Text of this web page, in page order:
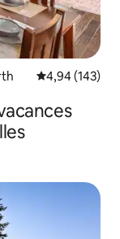
Évaluation
4,94 (143)